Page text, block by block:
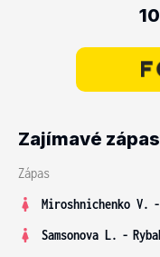
Zajímavé
Zápas
Miroshnichenko V. -
Samsonova L. -